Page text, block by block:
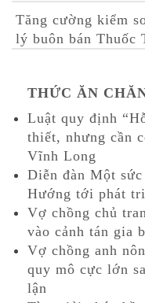
Tăng cường kiểm
lý buôn bán Thuốc
THỨC ĂN
Luật quy định
thiết, nhưng cần
Vĩnh Long
Diễn đàn Một
Hướng tới phát
Vợ chồng chủ
vào cảnh tán gia
Vợ chồng anh
quy mô cực lớn
lận